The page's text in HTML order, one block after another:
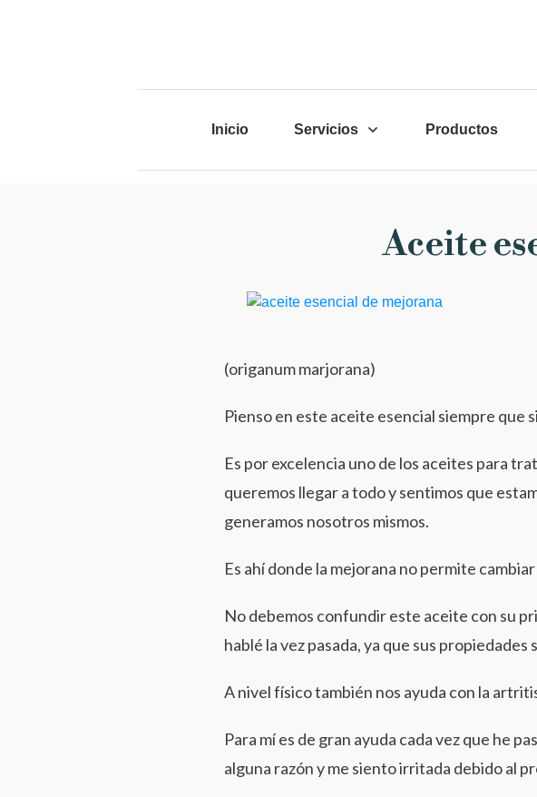
Inicio Servicios Productos
Aceite
(origanum marjorana)
Pienso en este aceite esencial siempre que
Es por excelencia uno de los aceites para
queremos llegar a todo y sentimos que
generamos nosotros mismos.
Es ahí donde la mejorana no permite
No debemos confundir este aceite con su
hablé la vez pasada, ya que sus
A nivel físico también nos ayuda con la
Para mí es de gran ayuda cada vez que he
alguna razón y me siento irritada debido al